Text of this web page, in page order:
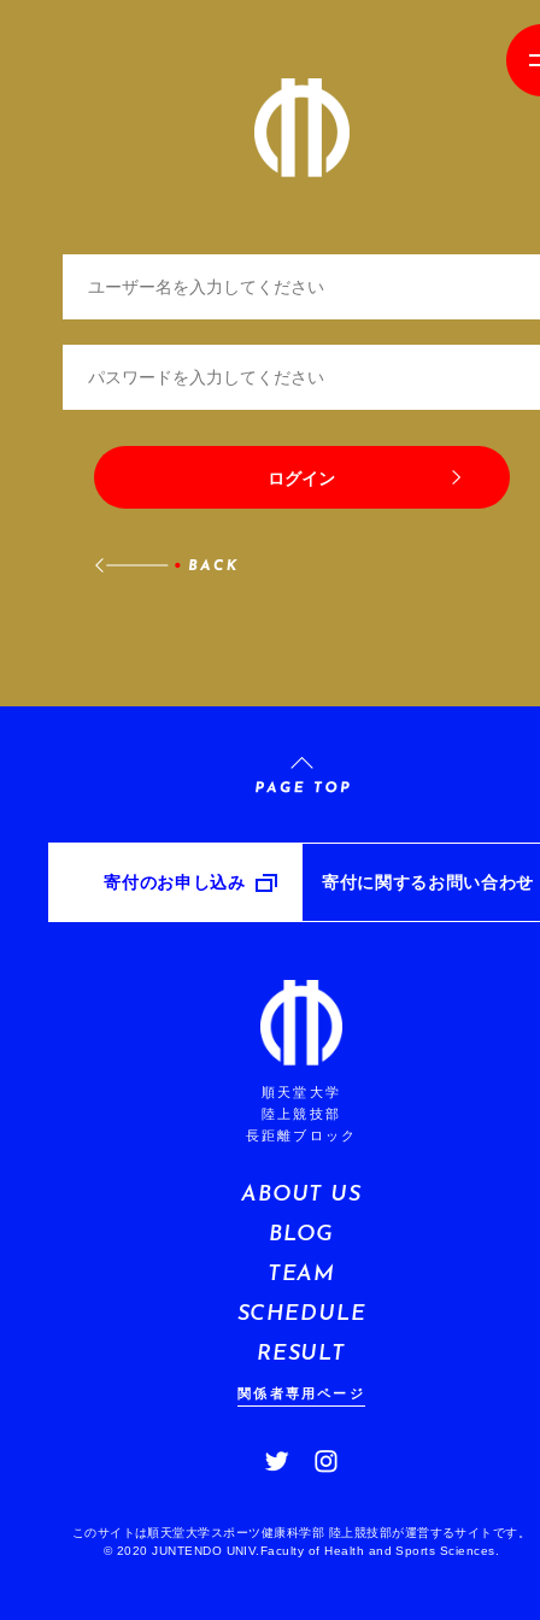
寄付のお申し込み 寄付に関するお問い合わせ
順天堂大学
陸上競技部
長距離ブロック
ABOUT US
BLOG
TEAM
SCHEDULE
RESULT
関係者専用ページ
このサイトは順天堂大学スポーツ健康科学部 陸上競技部が運営するサイトです。
© 2020 JUNTENDO UNIV.Faculty of Health and Sports Sciences.